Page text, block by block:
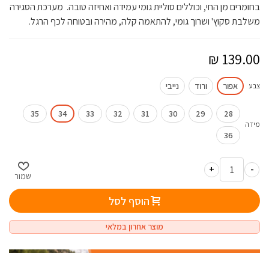
בחומרים מן החי, וכוללים סוליית גומי עמידה ואחיזה טובה. מערכת הסגירה
משלבת סקוץ' ושרוך גומי, להתאמה קלה, מהירה ובטוחה לכף הרגל.
צבע אפור ורוד נייבי
מידה
28
29
30
31
32
33
34
35
36
מוצר אחרון במלאי
-
+
הוסף לסל
שמור